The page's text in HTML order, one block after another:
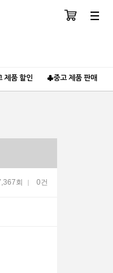
제품 할인 ♣중고 제품 판매
분류
회 0건